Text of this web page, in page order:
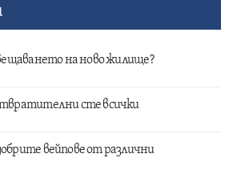
на ново жилище?
сте всички
вейпове от различни